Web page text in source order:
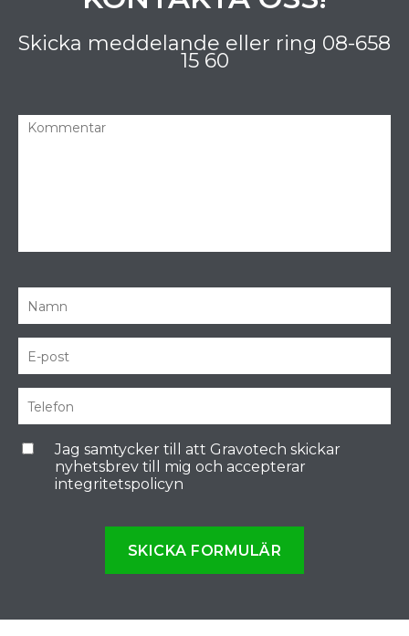
Skicka meddelande eller ring 08-658
15 60
Jag samtycker till att Gravotech skickar
nyhetsbrev till mig och accepterar
integritetspolicyn
SKICKA FORMULÄR